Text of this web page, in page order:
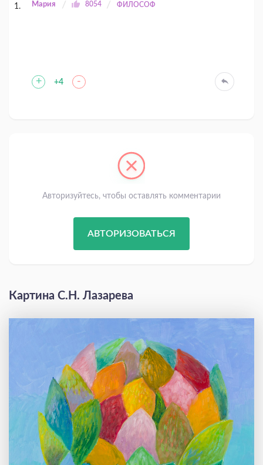
Мария 8054 ФИЛОСОФ
+ +4 -
Авторизуйтесь, чтобы оставлять комментарии
АВТОРИЗОВАТЬСЯ
Картина С.Н. Лазарева